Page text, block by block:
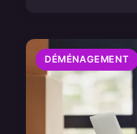
DÉMÉNAGEMENT